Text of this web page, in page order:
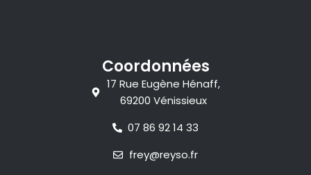
Coordonnées
17 Rue Eugène Hénaff,
69200 Vénissieux
07 86 92 14 33
frey@reyso.fr